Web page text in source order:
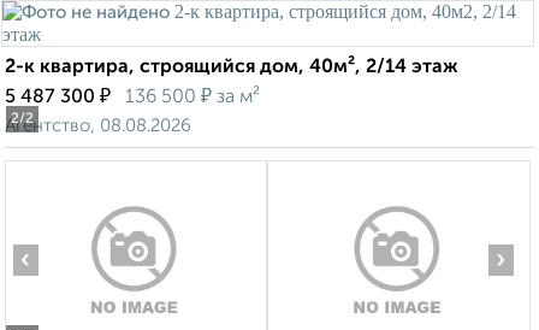
2/2
2-к квартира, строящийся дом, 40м², 2/14 этаж
5 487 300 ₽ 136 500 ₽ за м²
Агентство, 08.08.2026
‹ ›